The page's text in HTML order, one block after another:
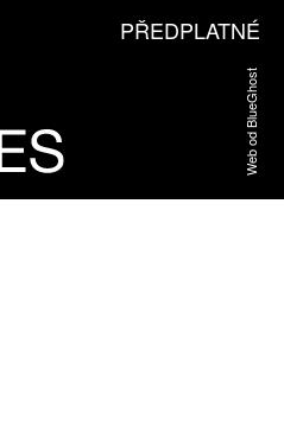
PŘEDPLATNÉ
Web od BlueGhost